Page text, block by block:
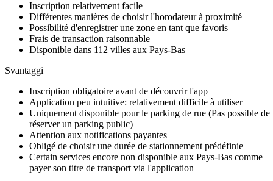
Inscription relativement facile
Différentes manières de choisir l'horodateur à proximité
Possibilité d'enregistrer une zone en tant que favoris
Frais de transaction raisonnable
Disponible dans 112 villes aux Pays-Bas
Svantaggi
Inscription obligatoire avant de découvrir l'app
Application peu intuitive: relativement difficile à utiliser
Uniquement disponible pour le parking de rue (Pas possible de
réserver un parking public)
Attention aux notifications payantes
Obligé de choisir une durée de stationnement prédéfinie
Certain services encore non disponible aux Pays-Bas comme
payer son titre de transport via l'application